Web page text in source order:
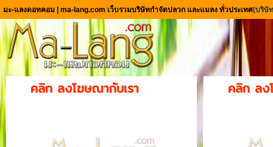
มะ-แลงดอทคอม | ma-lang.com เว็บรวมบริษัทกำจัดปลวก และแมลง ทั่วประเทศ(บริษั
คลิก ลงโฆษณากับเรา คลิก ลง